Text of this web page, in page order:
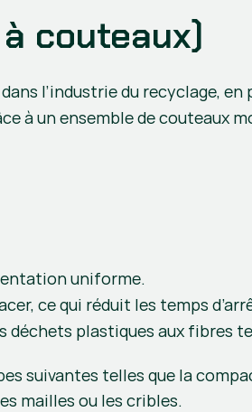
couteaux)
l’industrie du recyclage,
à un ensemble de couteaux
uniforme.
ce qui réduit les temps
déchets plastiques aux fibres
suivantes telles que la
mailles ou les cribles.